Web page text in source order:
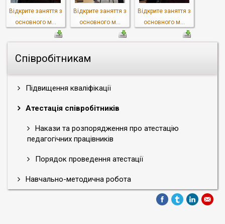
Співробітникам
Підвищення кваліфікації
Атестація співробітників
Накази та розпорядження про атестацію
педагогічних працівників
Порядок проведення атестації
Навчально-методична робота
Відкрите заняття з
основного м...
Відкрите заняття з
основного м...
Відкрите заняття з
основного м...